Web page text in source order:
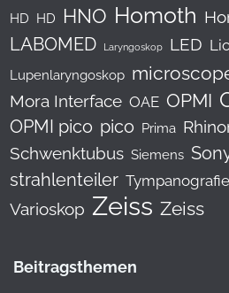
HD HD HNO Homoth
LABOMED Laryngoskop LED
Lupenlaryngoskop
Mora Interface OAE OPMI
OPMI pico pico Prima
Schwenktubus Siemens
strahlenteiler Tympanografie
Varioskop Zeiss Zeiss
Beitragsthemen